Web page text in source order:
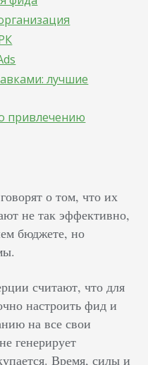
лучшие
привлечению
о том, что их
не так эффективно,
бюджете, но
считают, что для
настроить фид и
на все свои
генерирует
Время, силы и